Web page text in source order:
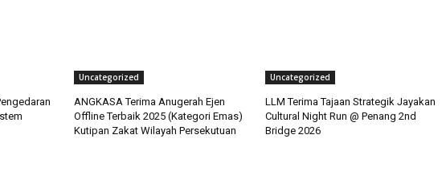
Uncategorized
ANGKASA Terima Anugerah Ejen
Offline Terbaik 2025 (Kategori Emas)
Kutipan Zakat Wilayah Persekutuan
Uncategorized
LLM Terima Tajaan Strategik Jayakan
Cultural Night Run @ Penang 2nd
Bridge 2026